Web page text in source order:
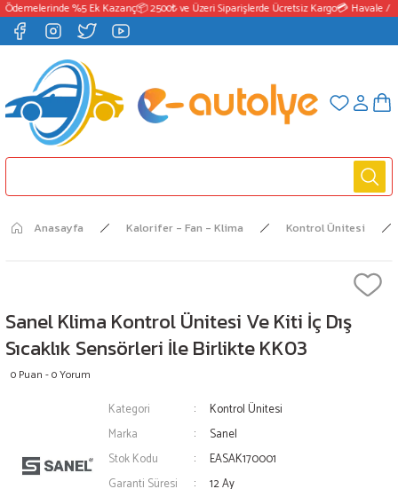
%5 Ek Kazanç📦 2500₺ ve Üzeri Siparişlerde Ücretsiz Kargo💳 Havale /
Anasayfa Kalorifer - Fan - Klima Kontrol Ünitesi
Sanel Klima Kontrol Ünitesi Ve Kiti İç Dış
Sıcaklık Sensörleri İle Birlikte KK03
0 Puan - 0 Yorum
Kategori
Kontrol Ünitesi
Marka
Sanel
Stok Kodu
EASAK170001
Garanti Süresi
12 Ay